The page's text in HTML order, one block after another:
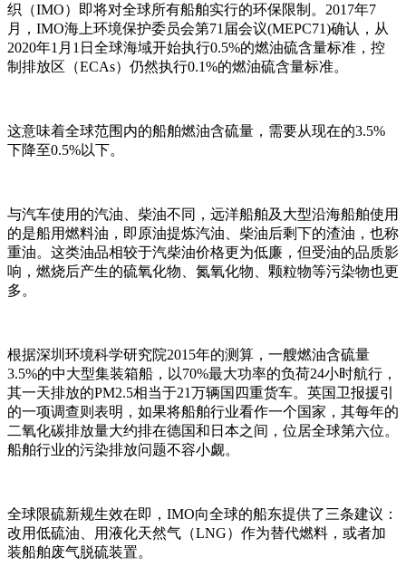
织（IMO）即将对全球所有船舶实行的环保限制。2017年7
月，IMO海上环境保护委员会第71届会议(MEPC71)确认，从
2020年1月1日全球海域开始执行0.5%的燃油硫含量标准，控
制排放区（ECAs）仍然执行0.1%的燃油硫含量标准。
这意味着全球范围内的船舶燃油含硫量，需要从现在的3.5%
下降至0.5%以下。
与汽车使用的汽油、柴油不同，远洋船舶及大型沿海船舶使用
的是船用燃料油，即原油提炼汽油、柴油后剩下的渣油，也称
重油。这类油品相较于汽柴油价格更为低廉，但受油的品质影
响，燃烧后产生的硫氧化物、氮氧化物、颗粒物等污染物也更
多。
根据深圳环境科学研究院2015年的测算，一艘燃油含硫量
3.5%的中大型集装箱船，以70%最大功率的负荷24小时航行，
其一天排放的PM2.5相当于21万辆国四重货车。英国卫报援引
的一项调查则表明，如果将船舶行业看作一个国家，其每年的
二氧化碳排放量大约排在德国和日本之间，位居全球第六位。
船舶行业的污染排放问题不容小觑。
全球限硫新规生效在即，IMO向全球的船东提供了三条建议：
改用低硫油、用液化天然气（LNG）作为替代燃料，或者加
装船舶废气脱硫装置。